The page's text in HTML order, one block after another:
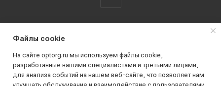
2019 - 2026 © АО КПК "Ставропольстройопторг"
Файлы cookie
На сайте optorg.ru мы используем файлы cookie,
разработанные нашими специалистами и третьими лицами,
для анализа событий на нашем веб-сайте, что позволяет нам